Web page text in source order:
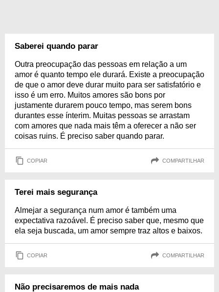
Saberei quando parar
Outra preocupação das pessoas em relação a um
amor é quanto tempo ele durará. Existe a preocupação
de que o amor deve durar muito para ser satisfatório e
isso é um erro. Muitos amores são bons por
justamente durarem pouco tempo, mas serem bons
durantes esse ínterim. Muitas pessoas se arrastam
com amores que nada mais têm a oferecer a não ser
coisas ruins. É preciso saber quando parar.
COPIAR COMPARTILHAR
Terei mais segurança
Almejar a segurança num amor é também uma
expectativa razoável. É preciso saber que, mesmo que
ela seja buscada, um amor sempre traz altos e baixos.
COPIAR COMPARTILHAR
Não precisaremos de mais nada